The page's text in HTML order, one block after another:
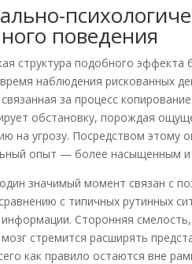
поведения
структура подобного
наблюдения рискованных
за процесс
обстановку, порождая
на угрозу. Посредством этому
опыт — более насыщенным и
значимый момент связан с
с типичных рутинных
Сторонняя
мозг стремится расширять
как правило остаются вне